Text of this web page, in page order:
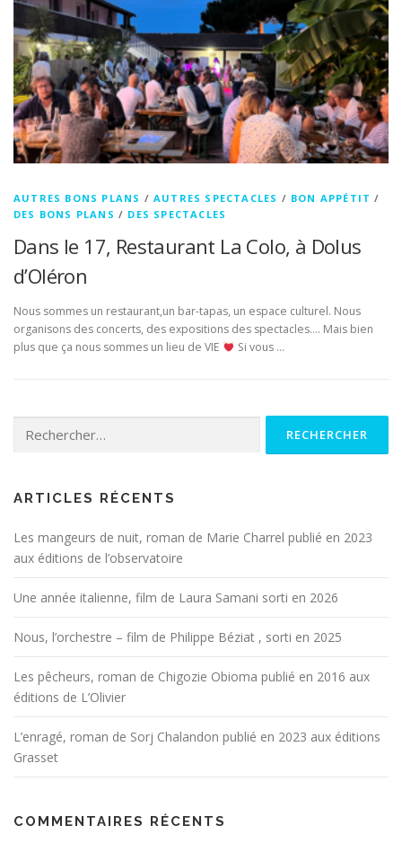
AUTRES BONS PLANS /AUTRES SPECTACLES / BON APPÉTIT /
DES BONS PLANS / DES SPECTACLES
Dans le 17, Restaurant La Colo, à Dolus
d’Oléron
Nous sommes un restaurant,un bar-tapas, un espace culturel. Nous
organisons des concerts, des expositions des spectacles…. Mais bien
plus que ça nous sommes un lieu de VIE
Si vous …
ARTICLES RÉCENTS
Les mangeurs de nuit, roman de Marie Charrel publié en 2023
aux éditions de l’observatoire
Une année italienne, film de Laura Samani sorti en 2026
Nous, l’orchestre – film de Philippe Béziat , sorti en 2025
Les pêcheurs, roman de Chigozie Obioma publié en 2016 aux
éditions de L’Olivier
L’enragé, roman de Sorj Chalandon publié en 2023 aux éditions
Grasset
COMMENTAIRES RÉCENTS